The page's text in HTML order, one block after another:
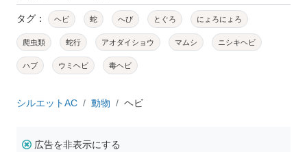
タグ： ヘビ 蛇 へび とぐろ にょろにょろ
爬虫類 蛇行 アオダイショウ マムシ ニシキヘビ
ハブ ウミヘビ 毒ヘビ
シルエットAC 動物 ヘビ
広告を非表示にする